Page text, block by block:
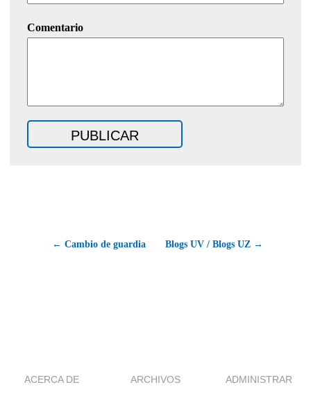
Comentario
← Cambio de guardia Blogs UV / Blogs UZ →
ACERCA DE ARCHIVOS ADMINISTRAR